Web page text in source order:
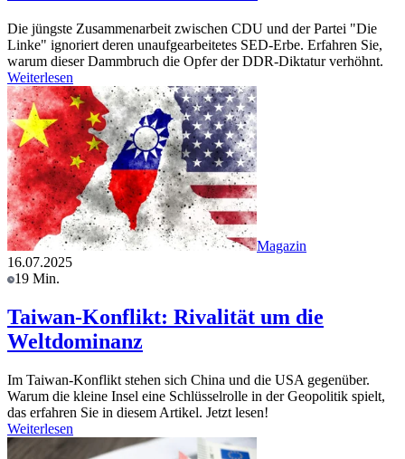
Die jüngste Zusammenarbeit zwischen CDU und der Partei "Die
Linke" ignoriert deren unaufgearbeitetes SED-Erbe. Erfahren Sie,
warum dieser Dammbruch die Opfer der DDR-Diktatur verhöhnt.
Weiterlesen
Magazin
16.07.2025
19 Min.
Taiwan-Konflikt: Rivalität um die
Weltdominanz
Im Taiwan-Konflikt stehen sich China und die USA gegenüber.
Warum die kleine Insel eine Schlüsselrolle in der Geopolitik spielt,
das erfahren Sie in diesem Artikel. Jetzt lesen!
Weiterlesen